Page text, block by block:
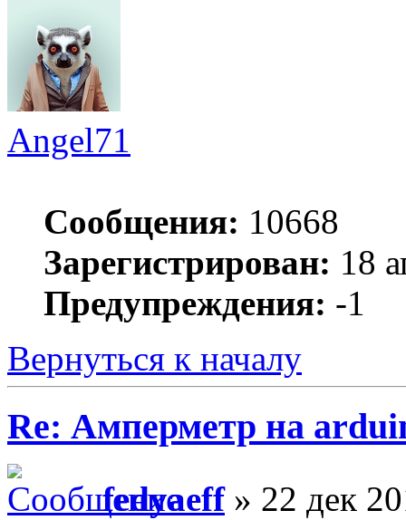
Angel71
Сообщения: 10668
Зарегистрирован: 18
Предупреждения: -1
Вернуться к началу
Re: Амперметр на
fedyaeff» 22 дек